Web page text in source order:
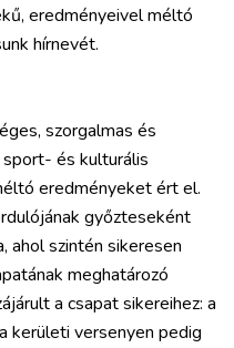
eredményeivel méltó
hírnevét.
szorgalmas és
sport- és kulturális
eredményeket ért el.
győzteseként
szintén sikeresen
meghatározó
a csapat sikereihez: a
kerületi versenyen pedig